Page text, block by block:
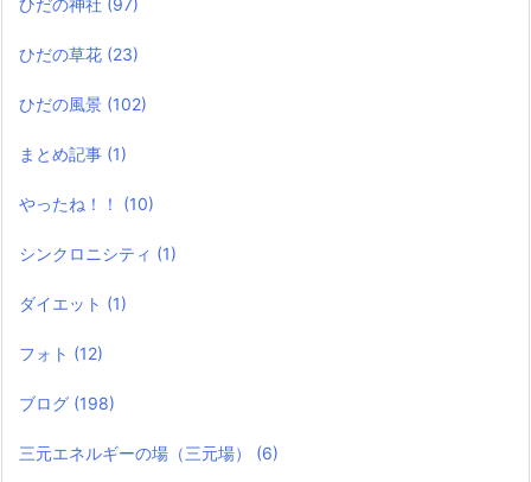
ひだの草花 (23)
ひだの風景 (102)
まとめ記事 (1)
やったね！！ (10)
シンクロニシティ (1)
ダイエット (1)
フォト (12)
ブログ (198)
三元エネルギーの場（三元場） (6)